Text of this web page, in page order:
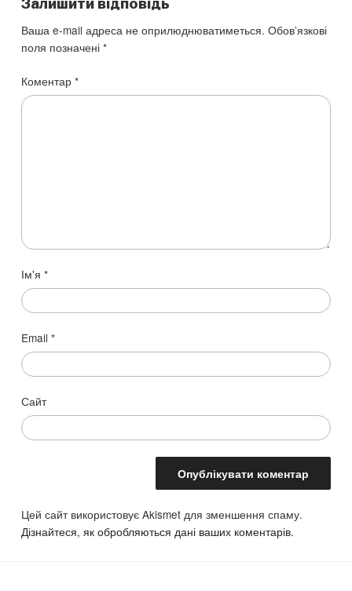
Залишити відповідь
Ваша e-mail адреса не оприлюднюватиметься. Обов’язкові
поля позначені*
Коментар*
Ім'я*
Email*
Сайт
Цей сайт використовує Akismet для зменшення спаму.
Дізнайтеся, як обробляються дані ваших коментарів.